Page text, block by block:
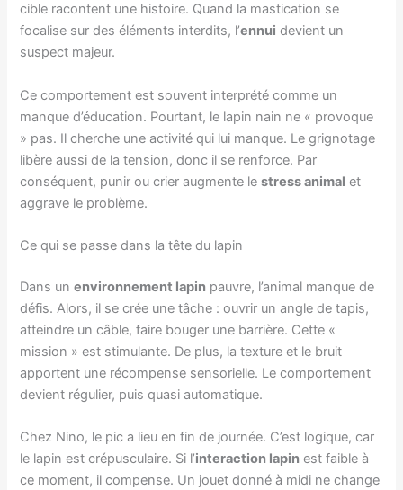
cible racontent une histoire. Quand la mastication se
focalise sur des éléments interdits, l’ennui devient un
suspect majeur.
Ce comportement est souvent interprété comme un
manque d’éducation. Pourtant, le lapin nain ne « provoque
» pas. Il cherche une activité qui lui manque. Le grignotage
libère aussi de la tension, donc il se renforce. Par
conséquent, punir ou crier augmente lestress animal et
aggrave le problème.
Ce qui se passe dans la tête du lapin
Dans unenvironnement lapin pauvre, l’animal manque de
défis. Alors, il se crée une tâche : ouvrir un angle de tapis,
atteindre un câble, faire bouger une barrière. Cette «
mission » est stimulante. De plus, la texture et le bruit
apportent une récompense sensorielle. Le comportement
devient régulier, puis quasi automatique.
Chez Nino, le pic a lieu en fin de journée. C’est logique, car
le lapin est crépusculaire. Si l’interaction lapin est faible à
ce moment, il compense. Un jouet donné à midi ne change